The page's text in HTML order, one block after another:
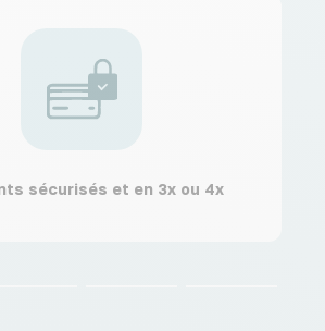
sécurisés et en 3x ou 4x